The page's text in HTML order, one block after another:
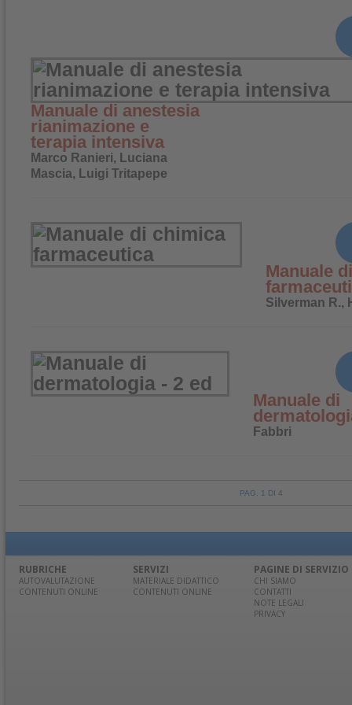
Manuale di anestesia
rianimazione e
terapia intensiva
Marco Ranieri, Luciana
Mascia, Luigi Tritapepe
Manuale
Silverman R.,
Manuale di
Fabbri
PAG. 1 DI 4
RUBRICHE
AUTOVALUTAZIONE
CONTENUTI ONLINE
SERVIZI
MATERIALE DIDATTICO
CONTENUTI ONLINE
PAGINE DI SERVIZIO
CHI SIAMO
CONTATTI
NOTE LEGALI
PRIVACY